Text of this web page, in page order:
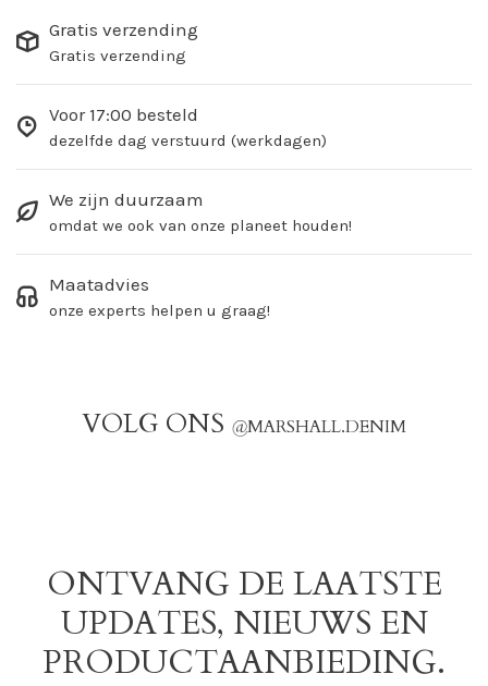
Gratis verzending
Gratis verzending
Voor 17:00 besteld
dezelfde dag verstuurd (werkdagen)
We zijn duurzaam
omdat we ook van onze planeet houden!
Maatadvies
onze experts helpen u graag!
VOLG ONS @MARSHALL.DENIM
ONTVANG DE LAATSTE
UPDATES, NIEUWS EN
PRODUCTAANBIEDING.